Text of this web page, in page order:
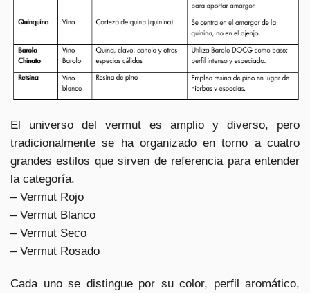
El universo del vermut es amplio y diverso, pero
tradicionalmente se ha organizado en torno a cuatro
grandes estilos que sirven de referencia para entender
la categoría.
– Vermut Rojo
– Vermut Blanco
– Vermut Seco
– Vermut Rosado
Cada uno se distingue por su color, perfil aromático,